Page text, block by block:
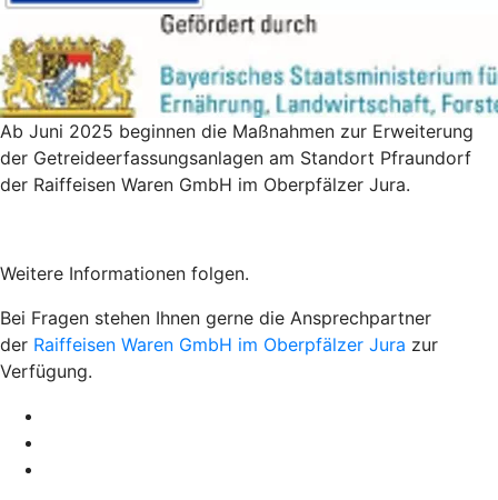
Ab Juni 2025 beginnen die Maßnahmen zur Erweiterung
der Getreideerfassungsanlagen am Standort Pfraundorf
der Raiffeisen Waren GmbH im Oberpfälzer Jura.
Weitere Informationen folgen.
Bei Fragen stehen Ihnen gerne die Ansprechpartner
der Raiffeisen Waren GmbH im Oberpfälzer Jura zur
Verfügung.